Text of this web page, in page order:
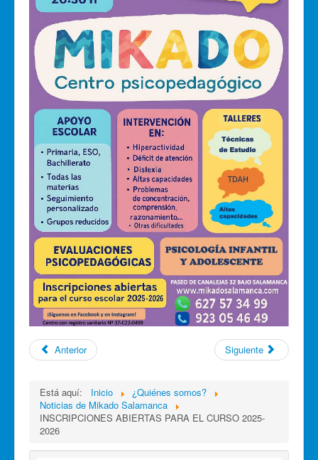
Anterior Siguiente
Está aquí: Inicio
¿Quiénes somos?
Noticias de Mikado Salamanca
INSCRIPCIONES ABIERTAS PARA EL CURSO 2025-
2026